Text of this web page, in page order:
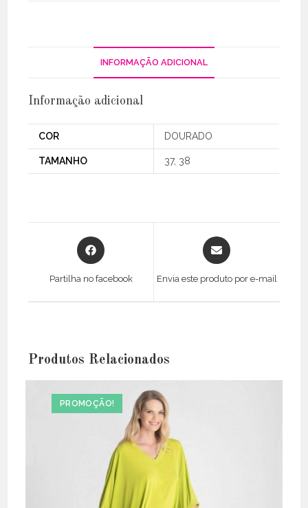
INFORMAÇÃO ADICIONAL
Informação adicional
COR DOURADO
TAMANHO 37, 38
Opens
in
Partilha no facebook
Opens
in
Envia este produto por e-mail
Produtos Relacionados
PROMOÇÃO!